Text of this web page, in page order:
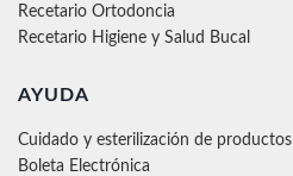
Recetario Ortodoncia
Recetario Higiene y Salud Bucal
AYUDA
Cuidado y esterilización de productos
Boleta Electrónica